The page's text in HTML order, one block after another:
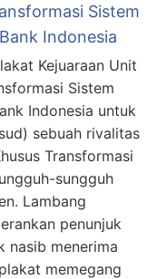
Sistem
Indonesia
Kejuaraan Unit
Sistem
Indonesia untuk
sebuah rivalitas
Transformasi
sungguh
Lambang
penunjuk
nasib menerima
memegang